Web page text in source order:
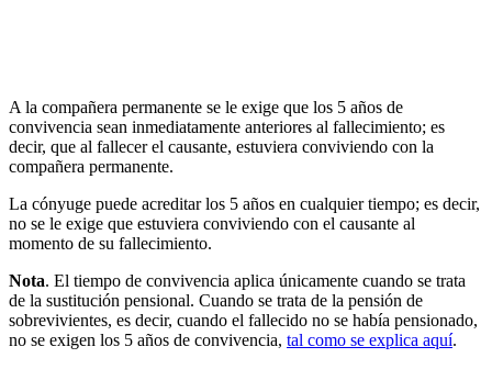
A la compañera permanente se le exige que los 5 años de
convivencia sean inmediatamente anteriores al fallecimiento; es
decir, que al fallecer el causante, estuviera conviviendo con la
compañera permanente.
La cónyuge puede acreditar los 5 años en cualquier tiempo; es decir,
no se le exige que estuviera conviviendo con el causante al
momento de su fallecimiento.
Nota. El tiempo de convivencia aplica únicamente cuando se trata
de la sustitución pensional. Cuando se trata de la pensión de
sobrevivientes, es decir, cuando el fallecido no se había pensionado,
no se exigen los 5 años de convivencia, tal como se explica aquí.